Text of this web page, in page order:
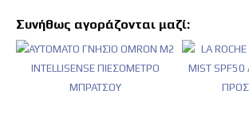
Συνήθως αγοράζονται μαζί: